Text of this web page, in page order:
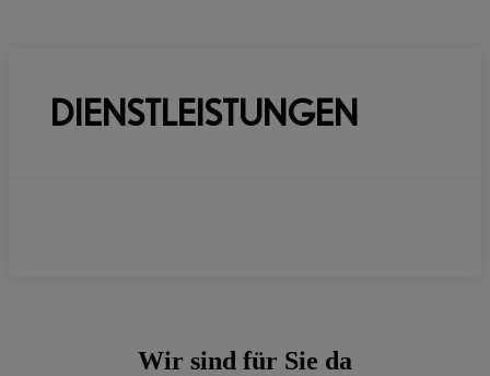
DIENSTLEISTUNGEN
Wir sind für Sie da